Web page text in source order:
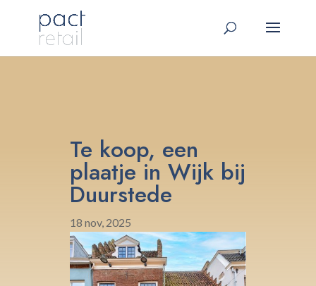
Te koop, een
plaatje in Wijk bij
Duurstede
18 nov, 2025